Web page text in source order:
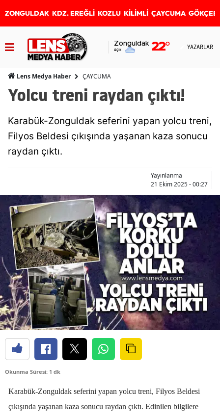
ZONGULDAK KDZ. EREĞLİ KOZLU KİLİMLİ ÇAYCUMA
Zonguldak
Açık 22° YAZARLAR
Lens Medya Haber ÇAYCUMA
Yolcu treni raydan çıktı!
Karabük-Zonguldak seferini yapan yolcu treni,
Filyos Beldesi çıkışında yaşanan kaza sonucu
raydan çıktı.
Yayınlanma
21 Ekim 2025 - 00:27
Okunma Süresi: 1 dk
Karabük-Zonguldak seferini yapan yolcu treni, Filyos Beldesi
çıkışında yaşanan kaza sonucu raydan çıktı. Edinilen bilgilere